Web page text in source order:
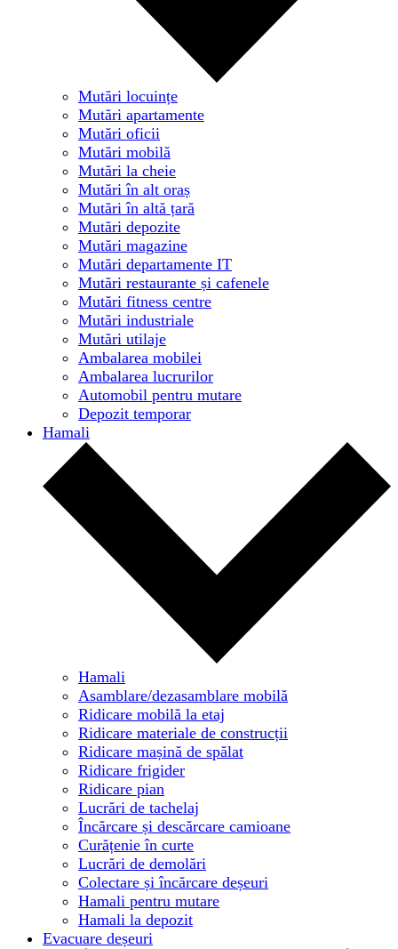
Mutări locuințe
Mutări apartamente
Mutări oficii
Mutări mobilă
Mutări la cheie
Mutări în alt oraș
Mutări în altă țară
Mutări depozite
Mutări magazine
Mutări departamente IT
Mutări restaurante și cafenele
Mutări fitness centre
Mutări industriale
Mutări utilaje
Ambalarea mobilei
Ambalarea lucrurilor
Automobil pentru mutare
Depozit temporar
Hamali
Hamali
Asamblare/dezasamblare mobilă
Ridicare mobilă la etaj
Ridicare materiale de construcții
Ridicare mașină de spălat
Ridicare frigider
Ridicare pian
Lucrări de tachelaj
Încărcare și descărcare camioane
Curățenie în curte
Lucrări de demolări
Colectare și încărcare deșeuri
Hamali pentru mutare
Hamali la depozit
Evacuare deșeuri